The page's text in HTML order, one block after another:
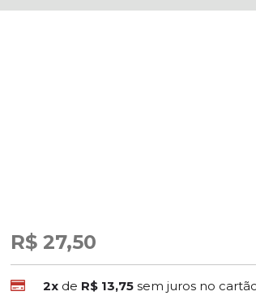
R$ 27,50
2x de R$ 13,75 sem juros no